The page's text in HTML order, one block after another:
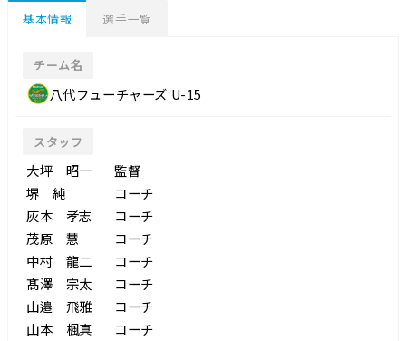
基本情報 選手一覧
チーム名
八代フューチャーズ U-15
スタッフ
大坪 昭一
監督
堺 純
コーチ
灰本 孝志
コーチ
茂原 慧
コーチ
中村 龍二
コーチ
髙澤 宗太
コーチ
山邉 飛雅
コーチ
山本 楓真
コーチ